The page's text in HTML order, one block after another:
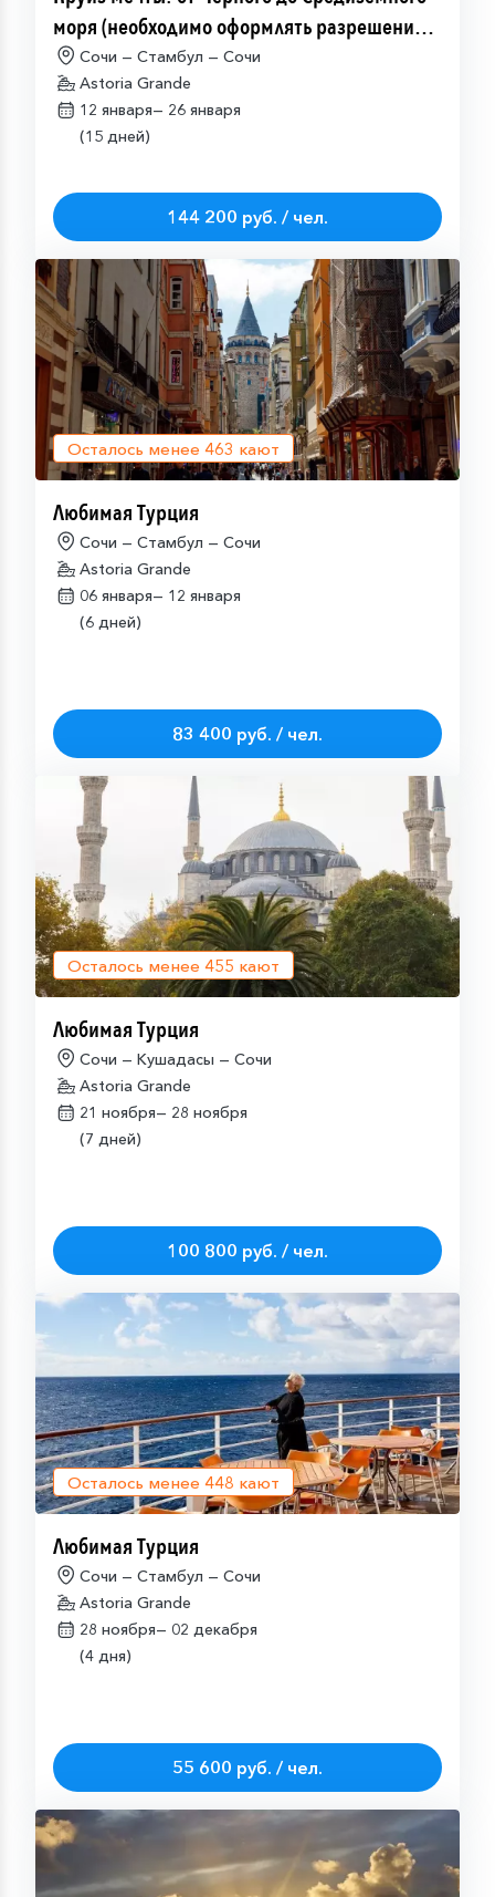
моря (необходимо оформлять разрешение
на посещение Израиля (ETA-IL)
Сочи — Стамбул — Сочи
Astoria Grande
12 января— 26 января
(15 дней)
144 200 руб. / чел.
Осталось менее 463 кают
Любимая Турция
Сочи — Стамбул — Сочи
Astoria Grande
06 января— 12 января
(6 дней)
83 400 руб. / чел.
Осталось менее 455 кают
Любимая Турция
Сочи — Кушадасы — Сочи
Astoria Grande
21 ноября— 28 ноября
(7 дней)
100 800 руб. / чел.
Осталось менее 448 кают
Любимая Турция
Сочи — Стамбул — Сочи
Astoria Grande
28 ноября— 02 декабря
(4 дня)
55 600 руб. / чел.